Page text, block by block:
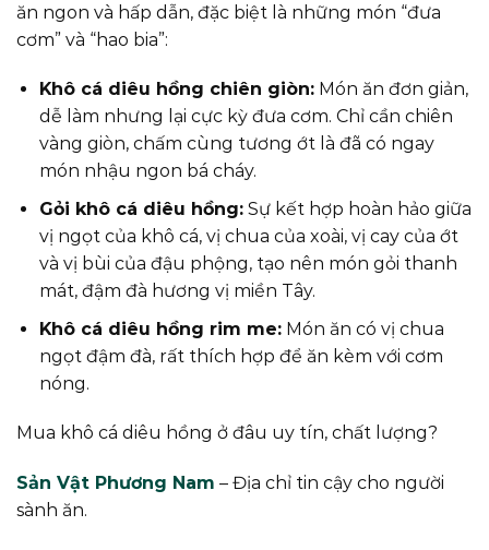
ăn ngon và hấp dẫn, đặc biệt là những món “đưa
cơm” và “hao bia”:
Khô cá diêu hồng chiên giòn:Món ăn đơn giản,
dễ làm nhưng lại cực kỳ đưa cơm. Chỉ cần chiên
vàng giòn, chấm cùng tương ớt là đã có ngay
món nhậu ngon bá cháy.
Gỏi khô cá diêu hồng:Sự kết hợp hoàn hảo giữa
vị ngọt của khô cá, vị chua của xoài, vị cay của ớt
và vị bùi của đậu phộng, tạo nên món gỏi thanh
mát, đậm đà hương vị miền Tây.
Khô cá diêu hồng rim me:Món ăn có vị chua
ngọt đậm đà, rất thích hợp để ăn kèm với cơm
nóng.
Mua khô cá diêu hồng ở đâu uy tín, chất lượng?
Sản Vật Phương Nam – Địa chỉ tin cậy cho người
sành ăn.